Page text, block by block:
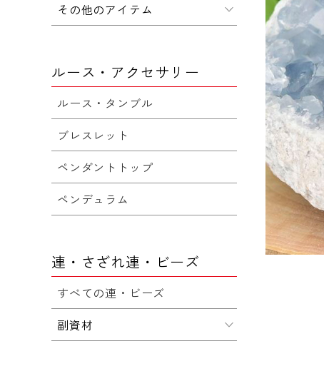
その他のアイテム
ルース・アクセサリー
ルース・タンブル
ブレスレット
ペンダントトップ
ペンデュラム
連・さざれ連・ビーズ
すべての連・ビーズ
副資材